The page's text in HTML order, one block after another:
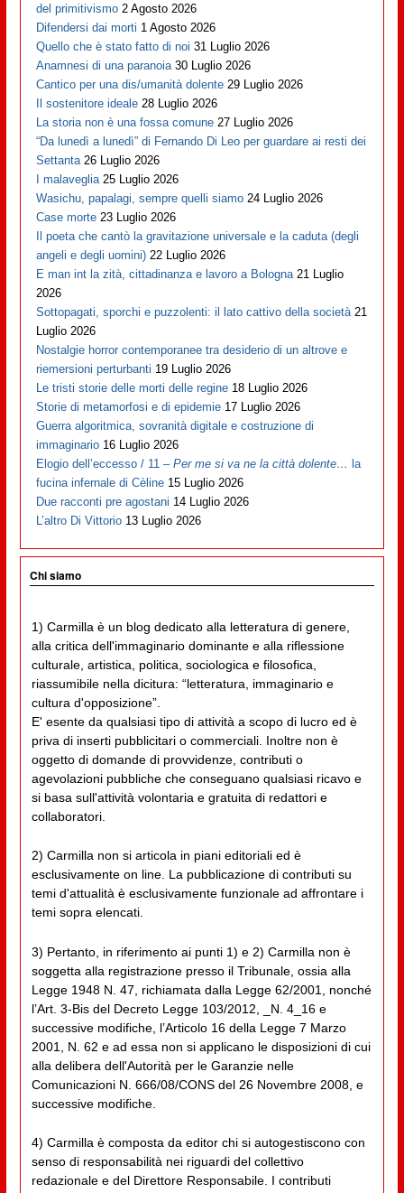
del primitivismo 2 Agosto 2026
Difendersi dai morti 1 Agosto 2026
Quello che è stato fatto di noi 31 Luglio 2026
Anamnesi di una paranoia 30 Luglio 2026
Cantico per una dis/umanità dolente 29 Luglio 2026
Il sostenitore ideale 28 Luglio 2026
La storia non è una fossa comune 27 Luglio 2026
“Da lunedì a lunedì” di Fernando Di Leo per guardare ai resti dei
Settanta 26 Luglio 2026
I malaveglia 25 Luglio 2026
Wasichu, papalagi, sempre quelli siamo 24 Luglio 2026
Case morte 23 Luglio 2026
Il poeta che cantò la gravitazione universale e la caduta (degli
angeli e degli uomini) 22 Luglio 2026
E man int la zità, cittadinanza e lavoro a Bologna 21 Luglio
2026
Sottopagati, sporchi e puzzolenti: il lato cattivo della società 21
Luglio 2026
Nostalgie horror contemporanee tra desiderio di un altrove e
riemersioni perturbanti 19 Luglio 2026
Le tristi storie delle morti delle regine 18 Luglio 2026
Storie di metamorfosi e di epidemie 17 Luglio 2026
Guerra algoritmica, sovranità digitale e costruzione di
immaginario 16 Luglio 2026
Elogio dell’eccesso / 11 –Per me si va ne la città dolente… la
fucina infernale di Cèline 15 Luglio 2026
Due racconti pre agostani 14 Luglio 2026
L’altro Di Vittorio 13 Luglio 2026
Chi siamo
1) Carmilla è un blog dedicato alla letteratura di genere,
alla critica dell'immaginario dominante e alla riflessione
culturale, artistica, politica, sociologica e filosofica,
riassumibile nella dicitura: “letteratura, immaginario e
cultura d'opposizione”.
E' esente da qualsiasi tipo di attività a scopo di lucro ed è
priva di inserti pubblicitari o commerciali. Inoltre non è
oggetto di domande di provvidenze, contributi o
agevolazioni pubbliche che conseguano qualsiasi ricavo e
si basa sull'attività volontaria e gratuita di redattori e
collaboratori.
2) Carmilla non si articola in piani editoriali ed è
esclusivamente on line. La pubblicazione di contributi su
temi d'attualità è esclusivamente funzionale ad affrontare i
temi sopra elencati.
3) Pertanto, in riferimento ai punti 1) e 2) Carmilla non è
soggetta alla registrazione presso il Tribunale, ossia alla
Legge 1948 N. 47, richiamata dalla Legge 62/2001, nonché
l’Art. 3-Bis del Decreto Legge 103/2012, _N. 4_16 e
successive modifiche, l’Articolo 16 della Legge 7 Marzo
2001, N. 62 e ad essa non si applicano le disposizioni di cui
alla delibera dell'Autorità per le Garanzie nelle
Comunicazioni N. 666/08/CONS del 26 Novembre 2008, e
successive modifiche.
4) Carmilla è composta da editor chi si autogestiscono con
senso di responsabilità nei riguardi del collettivo
redazionale e del Direttore Responsabile. I contributi